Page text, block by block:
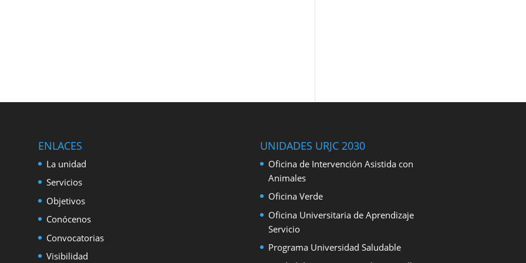
ENLACES
La unidad
Servicios
Objetivos
Conócenos
Convocatorias
Visibilidad
UNIDADES URJC 2030
Oficina de Intervención Asistida con
Animales
Oficina Verde
Oficina Universitaria de Aprendizaje
Servicio
Programa Universidad Saludable